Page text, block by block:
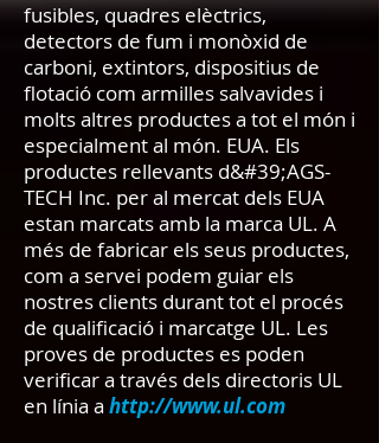
fusibles, quadres elèctrics,
detectors de fum i monòxid de
carboni, extintors, dispositius de
flotació com armilles salvavides i
molts altres productes a tot el món i
especialment al món. EUA. Els
productes rellevants d&#39;AGS-
TECH Inc. per al mercat dels EUA
estan marcats amb la marca UL. A
més de fabricar els seus productes,
com a servei podem guiar els
nostres clients durant tot el procés
de qualificació i marcatge UL. Les
proves de productes es poden
verificar a través dels directoris UL
en línia a http://www.ul.com